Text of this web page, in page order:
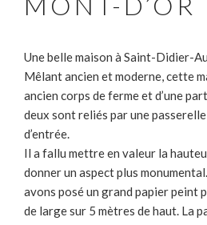
Une belle maison à Saint-Didier-
Mêlant ancien et moderne, cette
ancien corps de ferme et d’une
deux sont reliés par une
d’entrée.
Il a fallu mettre en valeur la
donner un aspect plus
avons posé un grand papier peint
de large sur 5 mètres de haut. La